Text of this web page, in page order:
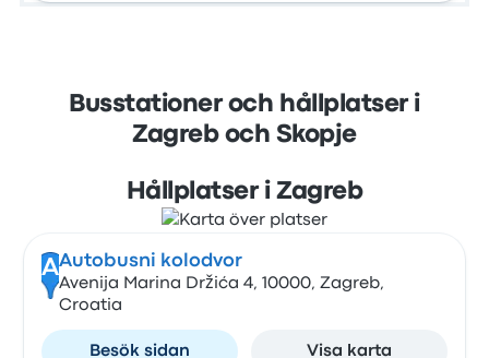
Busstationer och hållplatser i
Zagreb och Skopje
Hållplatser i Zagreb
AAutobusni kolodvor
Avenija Marina Držića 4, 10000, Zagreb,
Croatia
Besök sidan Visa karta